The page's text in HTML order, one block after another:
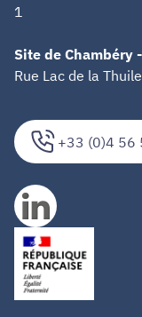
+33 (0)4 56
1
Site de Chambéry
Rue Lac de la